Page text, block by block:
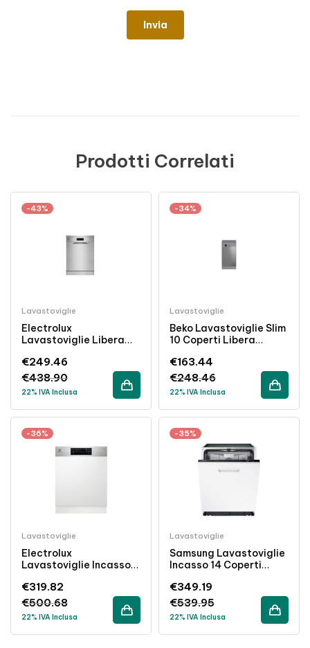
Prodotti Correlati
-43%
Lavastoviglie
Electrolux
Lavastoviglie Libera
AirDry Inox Classe D
€438.90
€249.46
22% IVA Inclusa
-34%
Lavastoviglie
Beko Lavastoviglie Slim
10 Coperti Libera
Inox 45cm
€248.46
€163.44
22% IVA Inclusa
-36%
Lavastoviglie
Electrolux
Lavastoviglie Incasso
Eeta Classe E 44 DBA
€500.68
€319.82
22% IVA Inclusa
-35%
Lavastoviglie
Samsung Lavastoviglie
Incasso 14 Coperti
Scomparsa Totale
Classe E
€539.95
€349.19
22% IVA Inclusa